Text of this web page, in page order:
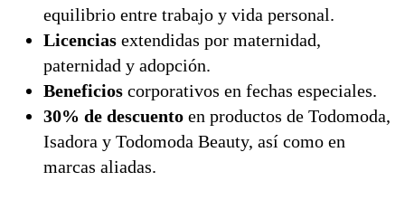
equilibrio entre trabajo y vida personal.
Licencias extendidas por maternidad,
paternidad y adopción.
Beneficios corporativos en fechas especiales.
30% de descuento en productos de Todomoda,
Isadora y Todomoda Beauty, así como en
marcas aliadas.